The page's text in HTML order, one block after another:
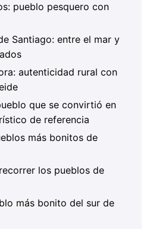
pueblo pesquero con
Santiago: entre el mar y
autenticidad rural con
que se convirtió en
de referencia
más bonitos de
los pueblos de
más bonito del sur de